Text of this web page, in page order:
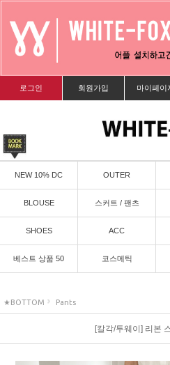
로그인 회원가입 마이페이
NEW 10% DC OUTER
BLOUSE 스커트 / 팬츠
SHOES ACC
베스트 상품 50 코스메틱
★BOTTOM Pants
[칼각/투웨이] 리본